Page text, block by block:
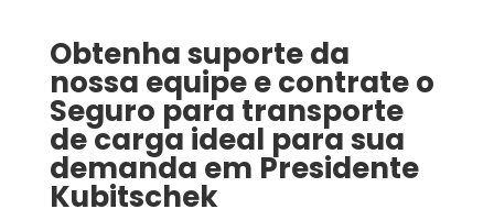
Obtenha suporte da
nossa equipe e contrate o
Seguro para transporte
de carga ideal para sua
demanda em Presidente
Kubitschek